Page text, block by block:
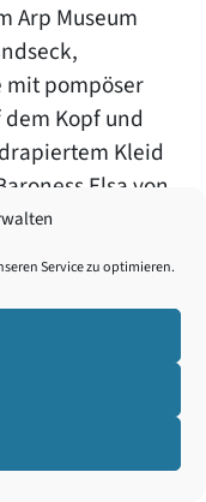
Service zu optimieren.
Arp Museum
mit pompöser
Kopf und
Kleid
Elsa von
blickt
der
um